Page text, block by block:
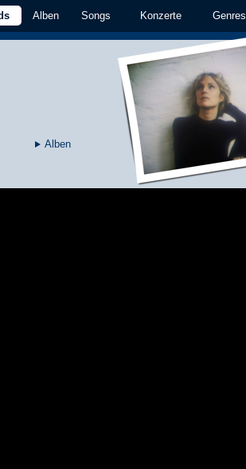
Alben Songs Konzerte Genres
Alben